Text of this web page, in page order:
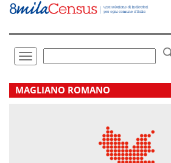
Vai
direttamente
Toggle
navigation
.
MAGLIANO ROMANO